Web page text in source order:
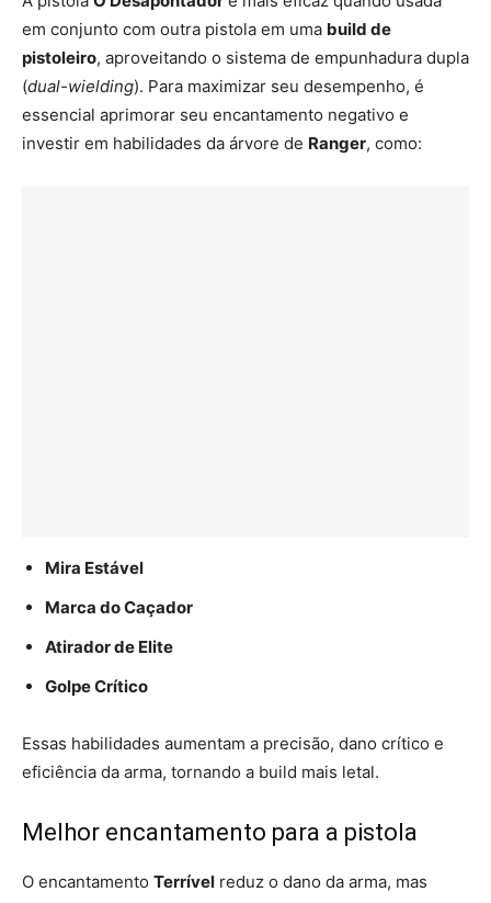
em conjunto com outra pistola em uma build de
pistoleiro, aproveitando o sistema de empunhadura dupla
(dual-wielding). Para maximizar seu desempenho, é
essencial aprimorar seu encantamento negativo e
investir em habilidades da árvore de Ranger, como:
Mira Estável
Marca do Caçador
Atirador de Elite
Golpe Crítico
Essas habilidades aumentam a precisão, dano crítico e
eficiência da arma, tornando a build mais letal.
Melhor encantamento para a pistola
O encantamento Terrível reduz o dano da arma, mas